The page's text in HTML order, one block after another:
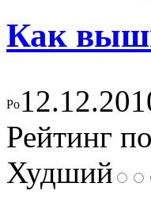
Как
Рейтинг
Худший